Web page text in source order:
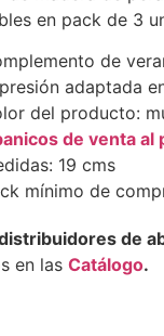
en pack de 3
de
adaptada
del producto:
de venta al
19 cms
mínimo de
de
en las Catálogo.